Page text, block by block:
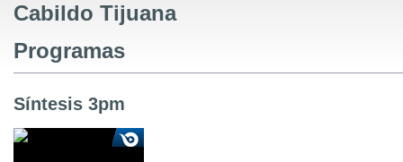
Cabildo Tijuana
Programas
Síntesis 3pm